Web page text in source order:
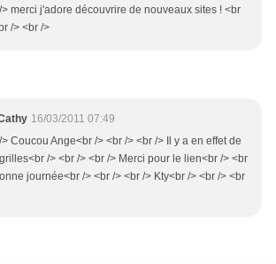
> merci j'adore découvrire de nouveaux sites ! <br
/> <br />
16/03/2011 07:49
Coucou Ange<br /> <br /> <br /> Il y a en effet de
/> <br /> <br /> Merci pour le lien<br /> <br
journée<br /> <br /> <br /> Kty<br /> <br /> <br